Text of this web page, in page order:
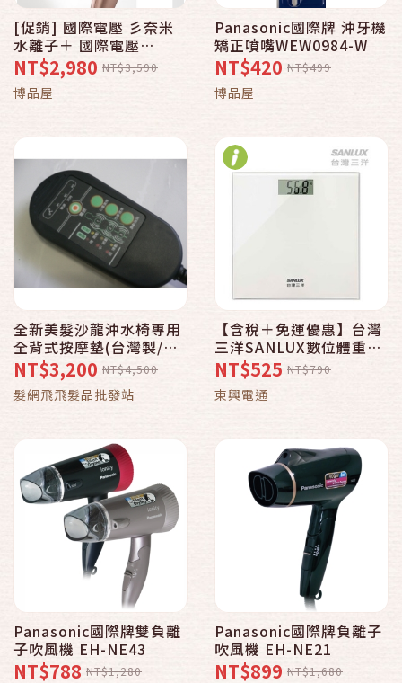
[促銷] 國際電壓 彡奈米
水離子＋ 國際電壓
Panasonic EH-NA55吹
風機
NT$2,980 NT$3,590
博品屋
Panasonic國際牌 沖牙機
矯正噴嘴WEW0984-W
NT$420 NT$499
博品屋
全新美髮沙龍沖水椅專用
全背式按摩墊(台灣製/專
業沙龍專用)
NT$3,200 NT$4,500
髮網飛飛髮品批發站
【含稅＋免運優惠】台灣
三洋SANLUX數位體重計
SYES-301 白色款/黑色款
可選
NT$525 NT$790
東興電通
Panasonic國際牌雙負離
子吹風機 EH-NE43
NT$788 NT$1,280
Panasonic國際牌負離子
吹風機 EH-NE21
NT$899 NT$1,680